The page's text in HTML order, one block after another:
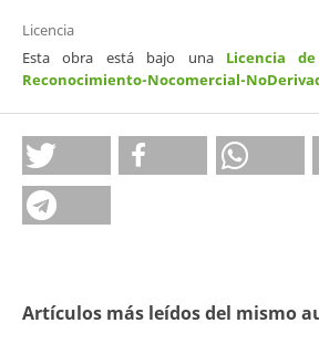
Licencia
Esta obra está bajo una Licencia
Reconocimiento-Nocomercial-
Artículos más leídos del mismo